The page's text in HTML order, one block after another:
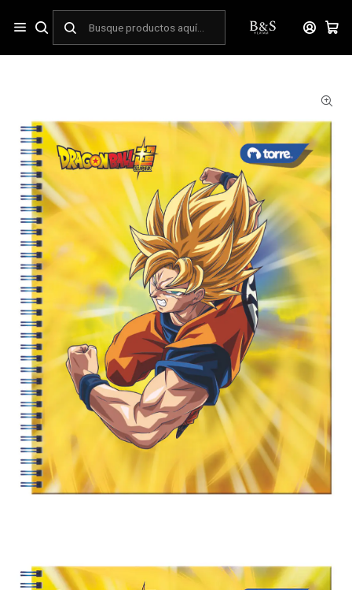
Cuaderno Universitario Torre Clásico Dragon Ball Z 7mm 100